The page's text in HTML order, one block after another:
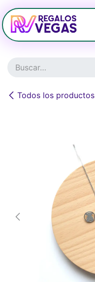
Ir al contenido
Todos los productos